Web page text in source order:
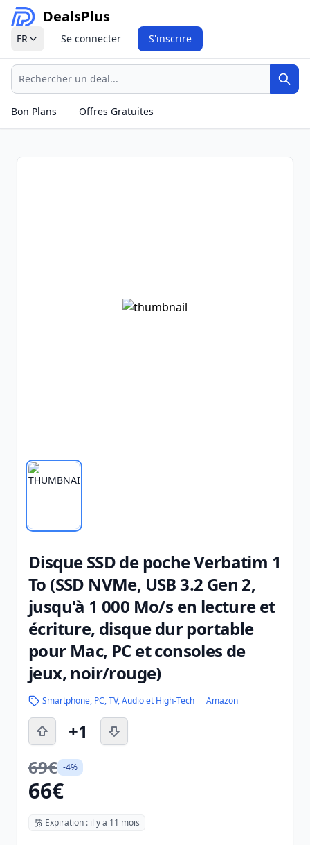
DealsPlus
FR Se connecter S'inscrire
Recherche
Bon Plans
Offres Gratuites
Disque SSD de poche Verbatim 1
To (SSD NVMe, USB 3.2 Gen 2,
jusqu'à 1 000 Mo/s en lecture et
écriture, disque dur portable
pour Mac, PC et consoles de
jeux, noir/rouge)
Smartphone, PC, TV, Audio et High-Tech Amazon
+1
69€ -4%
66€
Expiration : il y a 11 mois